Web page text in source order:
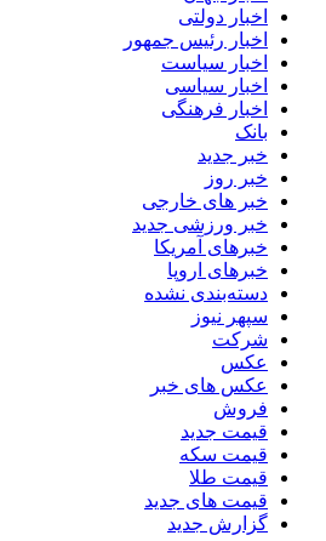
اخبار دولتی
اخبار رئیس جمهور
اخبار سیاست
اخبار سیاسی
اخبار فرهنگی
بانک
خبر جدید
خبر روز
خبر های خارجی
خبر ورزشی جدید
خبرهای آمریکا
خبرهای اروپا
دسته‌بندی نشده
سپهر نیوز
شرکت
عکس
عکس های خبر
فروش
قیمت جدید
قیمت سکه
قیمت طلا
قیمت های جدید
گزارش جدید